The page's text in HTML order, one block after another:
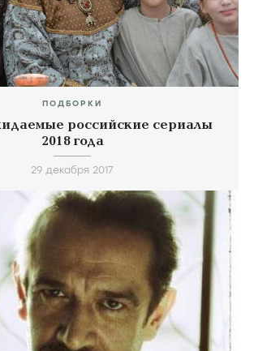
ПОДБОРКИ
российские сериалы
2018 года
29 декабря 2017